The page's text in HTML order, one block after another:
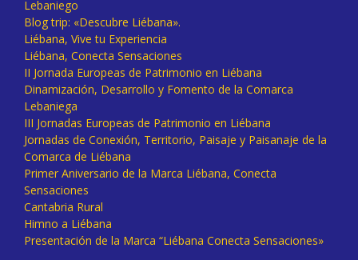
Lebaniego
Blog trip: «Descubre Liébana».
Liébana, Vive tu Experiencia
Liébana, Conecta Sensaciones
II Jornada Europeas de Patrimonio en Liébana
Dinamización, Desarrollo y Fomento de la Comarca
Lebaniega
III Jornadas Europeas de Patrimonio en Liébana
Jornadas de Conexión, Territorio, Paisaje y Paisanaje de la
Comarca de Liébana
Primer Aniversario de la Marca Liébana, Conecta
Sensaciones
Cantabria Rural
Himno a Liébana
Presentación de la Marca “Liébana Conecta Sensaciones»